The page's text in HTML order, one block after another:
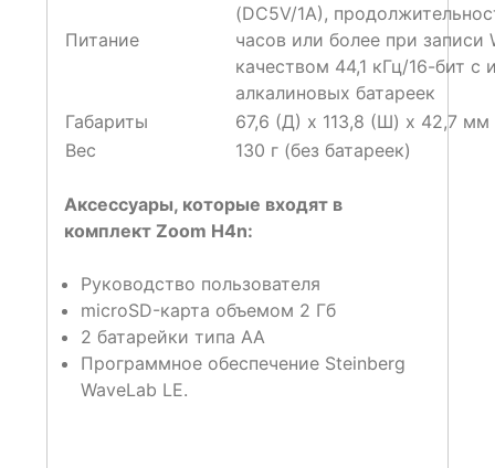
Питание
(DC5V/1A),
часов или более при записи
качеством 44,1 кГц/16-бит с
алкалиновых батареек
Габариты
67,6 (Д) x 113,8 (Ш) x 42,7 мм
Вес
130 г (без батареек)
Аксессуары, которые входят в
комплект Zoom H4n:
Руководство пользователя
microSD-карта объемом 2 Гб
2 батарейки типа АА
Программное обеспечение Steinberg
WaveLab LE.